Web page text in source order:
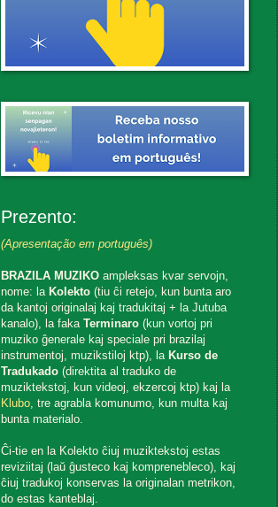
Prezento:
(Apresentação em português)
BRAZILA MUZIKOampleksas kvar servojn,
nome: la Kolekto(tiu ĉi retejo, kun bunta aro
da kantoj originalaj kaj tradukitaj + la Jutuba
kanalo), la faka Terminaro(kun vortoj pri
muziko ĝenerale kaj speciale pri brazilaj
instrumentoj, muzikstiloj ktp), la Kurso de
Tradukado(direktita al traduko de
muziktekstoj, kun videoj, ekzercoj ktp) kaj la
Klubo, tre agrabla komunumo, kun multa kaj
bunta materialo.
Ĉi-tie en la Kolekto ĉiuj muziktekstoj estas
reviziitaj (laŭ ĝusteco kaj komprenebleco), kaj
ĉiuj tradukoj konservas la originalan metrikon,
do estas kanteblaj.